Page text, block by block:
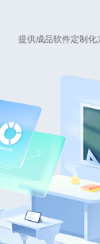
提供成品软件定制化